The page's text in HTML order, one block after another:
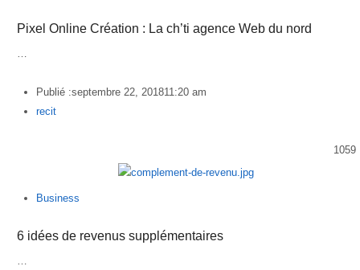
Pixel Online Création : La ch’ti agence Web du nord
Publié :septembre 22, 201811:20 am
Author
recit
1059
Business
6 idées de revenus supplémentaires